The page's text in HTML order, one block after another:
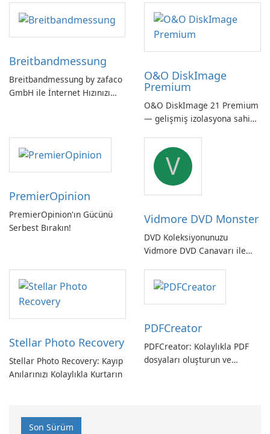
Breitbandmessung
Breitbandmessung by zafaco
GmbH ile İnternet Hızınızı
O&O DiskImage
Premium
O&O DiskImage 21 Premium
— gelişmiş izolasyona sahip
sistem yedekleme
PremierOpinion
PremierOpinion'ın Gücünü
Serbest Bırakın!
V
Vidmore DVD Monster
DVD Koleksiyonunuzu
Vidmore DVD Canavarı ile
Stellar Photo Recovery
Stellar Photo Recovery: Kayıp
Anılarınızı Kolaylıkla Kurtarın
PDFCreator
PDFCreator: Kolaylıkla PDF
dosyaları oluşturun ve
Son Sürüm